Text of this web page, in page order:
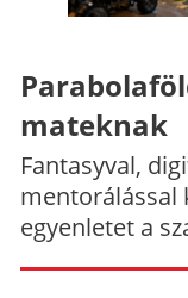
mateknak
Fantasyval,
mentorálással
egyenletet a